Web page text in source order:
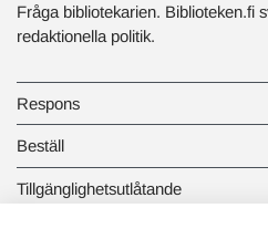
Fråga bibliotekarien. Biblioteken.fi
redaktionella politik.
Respons
Beställ
Tillgänglighetsutlåtande